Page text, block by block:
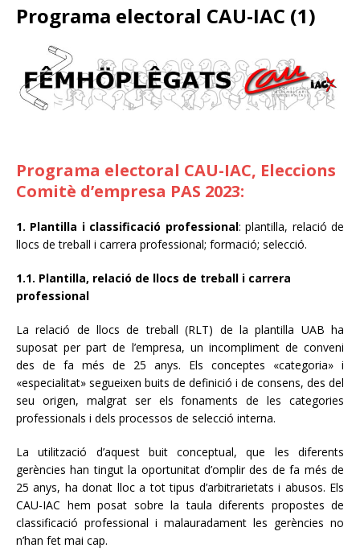
Programa electoral CAU-IAC (1)
Programa electoral CAU-IAC, Eleccions
Comitè d’empresa PAS 2023:
1. Plantilla i classificació professional: plantilla, relació de
llocs de treball i carrera professional; formació; selecció.
1.1. Plantilla, relació de llocs de treball i carrera
professional
La relació de llocs de treball (RLT) de la plantilla UAB ha
suposat per part de l’empresa, un incompliment de conveni
des de fa més de 25 anys. Els conceptes «categoria» i
«especialitat» segueixen buits de definició i de consens, des del
seu origen, malgrat ser els fonaments de les categories
professionals i dels processos de selecció interna.
La utilització d’aquest buit conceptual, que les diferents
gerències han tingut la oportunitat d’omplir des de fa més de
25 anys, ha donat lloc a tot tipus d’arbitrarietats i abusos. Els
CAU-IAC hem posat sobre la taula diferents propostes de
classificació professional i malauradament les gerències no
n’han fet mai cap.